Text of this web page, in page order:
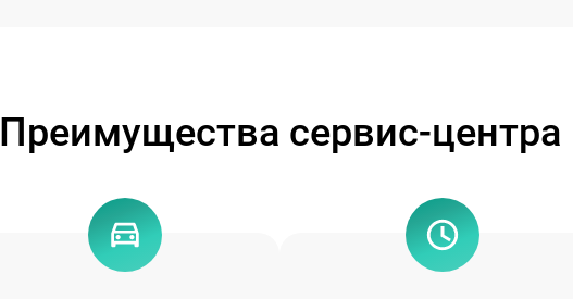
Преимущества сервис-центра